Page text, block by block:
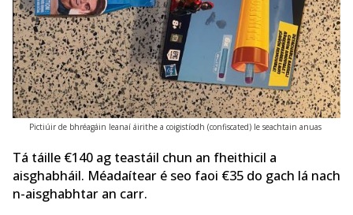
Pictiúir de bhréagáin leanaí áirithe a coigistíodh (confiscated) le seachtain anuas
Tá táille €140 ag teastáil chun an fheithicil a
aisghabháil. Méadaítear é seo faoi €35 do gach lá nach
n-aisghabhtar an carr.